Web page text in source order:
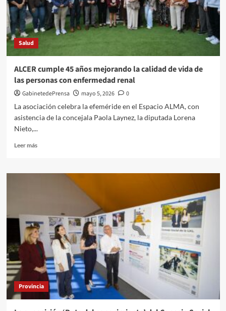
Justicia
eleva
la
propuesta
del
contrato
de
de
construcción
de
nueva
Salud
ALCER cumple 45 años mejorando la calidad de vida de
las personas con enfermedad renal
GabinetedePrensa mayo 5, 2026
0
La asociación celebra la efeméride en el Espacio ALMA, con
asistencia de la concejala Paola Laynez, la diputada Lorena
Nieto,...
Leer másLeer
ALCER
la
calidad
de
vida
de
las
personas
con
enfermedad
Provincia